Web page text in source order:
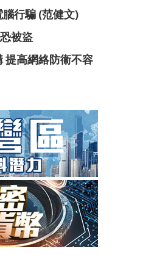
行騙 (范健文)
被盜
提高網絡防衞不容